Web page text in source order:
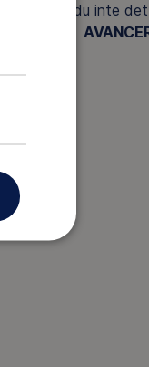
Hittar du inte